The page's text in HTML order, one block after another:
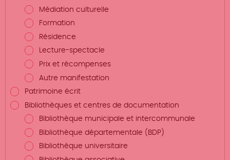
Médiation culturelle
Formation
Résidence
Lecture-spectacle
Prix et récompenses
Autre manifestation
Patrimoine écrit
Bibliothèques et centres de documentation
Bibliothèque municipale et intercommunale
Bibliothèque départementale (BDP)
Bibliothèque universitaire